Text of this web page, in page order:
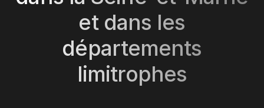
et dans les
départements
limitrophes